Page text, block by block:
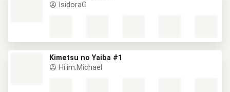
IsidoraG
Kimetsu no Yaiba #1
Hi.im.Michael